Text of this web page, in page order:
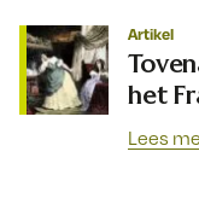
Artikel
het
Lees